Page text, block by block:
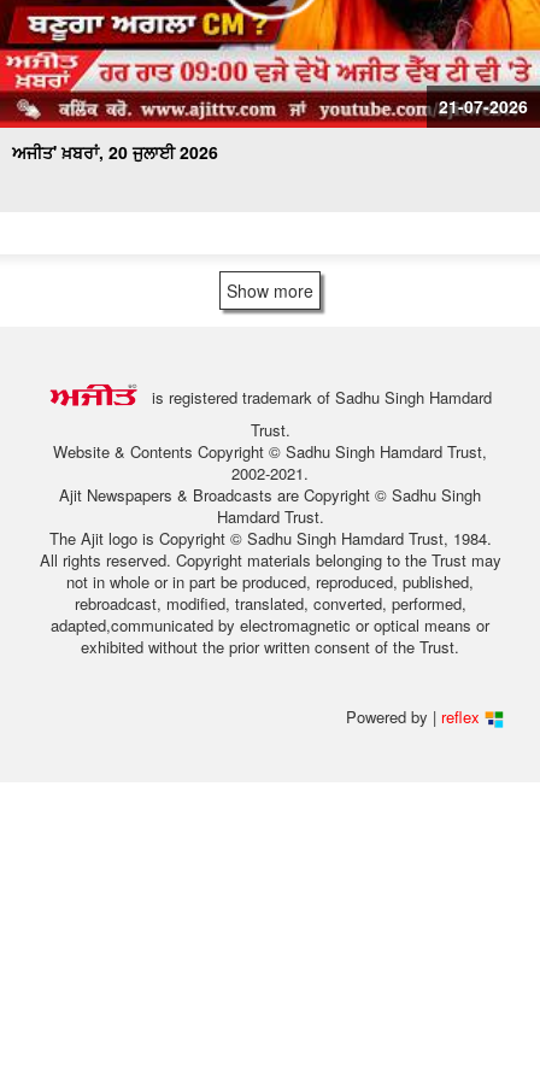
21-07-2026
ਅਜੀਤ' ਖ਼ਬਰਾਂ, 20 ਜੁਲਾਈ 2026
Show more
is registered trademark of Sadhu Singh Hamdard
Trust.
Website & Contents Copyright © Sadhu Singh Hamdard Trust,
2002-2021.
Ajit Newspapers & Broadcasts are Copyright © Sadhu Singh
Hamdard Trust.
The Ajit logo is Copyright © Sadhu Singh Hamdard Trust, 1984.
All rights reserved. Copyright materials belonging to the Trust may
not in whole or in part be produced, reproduced, published,
rebroadcast, modified, translated, converted, performed,
adapted,communicated by electromagnetic or optical means or
exhibited without the prior written consent of the Trust.
Powered by | reflex